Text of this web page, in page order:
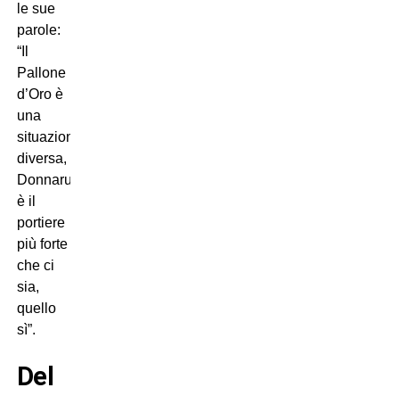
le sue
parole:
“Il
Pallone
d’Oro è
una
situazione
diversa,
Donnarumma
è il
portiere
più forte
che ci
sia,
quello
sì”.
Del